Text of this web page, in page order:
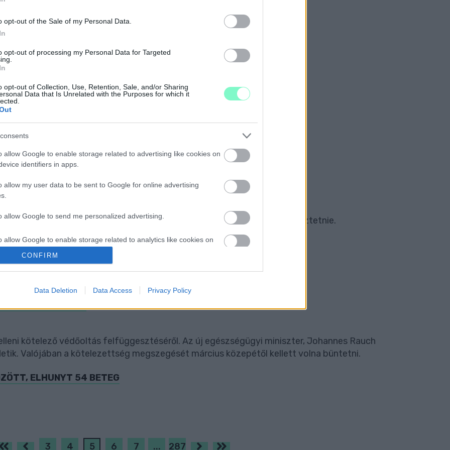
opt-out of the Sale of my Personal Data.
opt-out of processing my Personal Data for Targeted
opt-out of Collection, Use, Retention, Sale, and/or Sharing
Data that Is Unrelated with the Purposes for which it
allow Google to enable storage related to advertising like cookies on
identifiers in apps.
allow my user data to be sent to Google for online advertising
allow Google to send me personalized advertising.
allow Google to enable storage related to analytics like cookies on
allow Google to enable storage related to functionality of the website
functionality and fraud prevention, and other user protection.
CONFIRM
Data Deletion Data Access Privacy Policy
KEZDETT ŐRÜLT TERJEDÉSBE
TESZTELÉS AUSZTRIÁBAN
ott ingyen volt és bármennyi, egészen mostanáig.
4902 AZ ÚJ FERTŐZÖTT, ELHUNYT 178 BETEG
MEGSZŰNIK NAGY-BRITANNIÁBAN
utasazonosító űrlapot, és senkinek nem kell koronavírus-tesztet végeztetnie.
ELHUNYT 54 BETEG
AUSZTRIÁBAN
kötelező védőoltás felfüggesztéséről. Az új egészségügyi miniszter, Johannes Rauch
Valójában a kötelezettség megszegését március közepétől kellett volna büntetni.
ELHUNYT 54 BETEG
3 4 5 6 7 ... 287